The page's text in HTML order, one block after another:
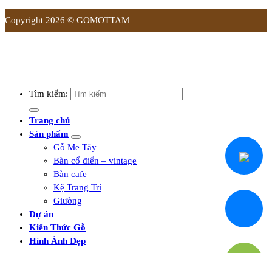
Copyright 2026 © GOMOTTAM
Tìm kiếm:
Trang chủ
Sản phẩm
Gỗ Me Tây
Bàn cổ điển – vintage
Bàn cafe
Kệ Trang Trí
Giường
Dự án
Kiến Thức Gỗ
Hình Ảnh Đẹp